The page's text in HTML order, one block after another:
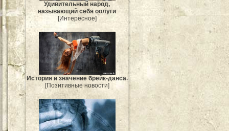
Удивительный народ,
называющий себя оолуги
[Интересное]
История и значение брейк-данса.
[Позитивные новости]